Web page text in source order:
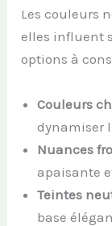
Les couleurs
elles influent
options à
Couleurs
dynamiser
Nuances
apaisante
Teintes
base